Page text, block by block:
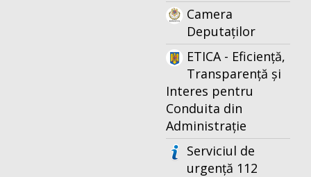
Camera
Deputaților
ETICA - Eficiență,
Transparență și
Interes pentru
Conduita din
Administrație
Serviciul de
urgență 112